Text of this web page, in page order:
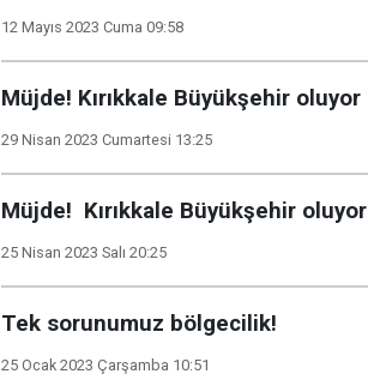
12 Mayıs 2023 Cuma 09:58
Müjde! Kırıkkale Büyükşehir oluyor
29 Nisan 2023 Cumartesi 13:25
Müjde! Kırıkkale Büyükşehir oluyor
25 Nisan 2023 Salı 20:25
Tek sorunumuz bölgecilik!
25 Ocak 2023 Çarşamba 10:51